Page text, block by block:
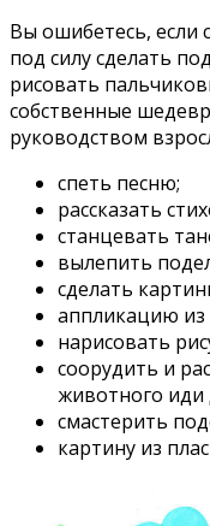
Вы ошибетесь, если
под силу сделать
рисовать
собственные
руководством
спеть песню;
рассказать
станцевать
вылепить
сделать
аппликацию из
нарисовать
соорудить и
животного иди
смастерить
картину из